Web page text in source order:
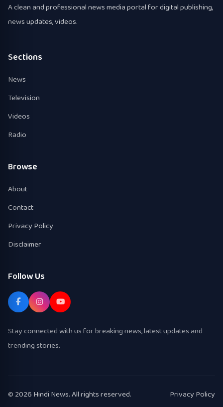
A clean and professional news media portal for digital publishing,
news updates, videos.
Sections
News
Television
Videos
Radio
Browse
About
Contact
Privacy Policy
Disclaimer
Follow Us
Stay connected with us for breaking news, latest updates and
trending stories.
© 2026 Hindi News. All rights reserved. Privacy Policy